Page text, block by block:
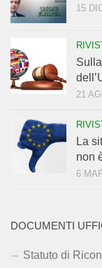
15
21
La
non
6
DOCUMENTI
Statuto di